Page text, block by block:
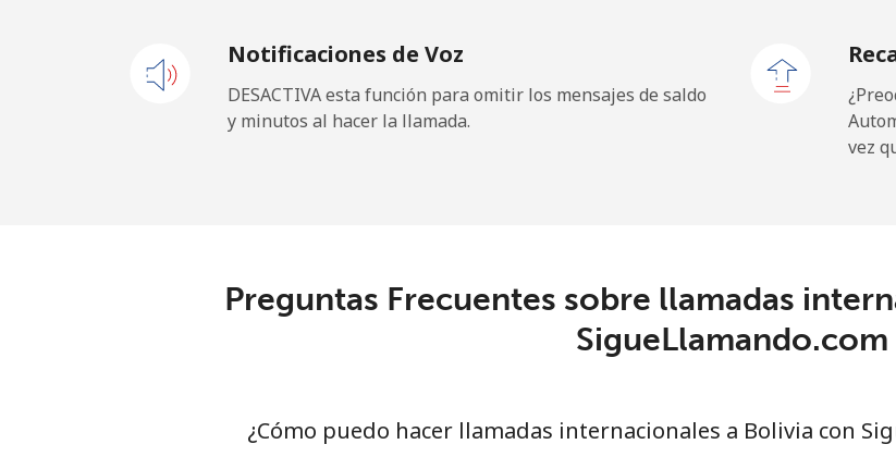
Celular ⁦35.9¢⁩ 27 min por ⁦$10⁩
Belgium
Belize
46 min por ⁦$10⁩
Notificaciones de Voz
DESACTIVA esta función para omitir los mensajes de saldo
y minutos al hacer la llamada.
vez
Preguntas Frecuentes sobre llamadas
SigueLlamando.com
¿Cómo puedo hacer llamadas internacionales a Bolivia con